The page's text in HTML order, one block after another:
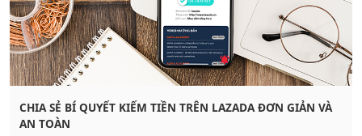
CHIA SẺ BÍ QUYẾT KIẾM TIỀN TRÊN LAZADA ĐƠN GIẢN VÀ
AN TOÀN